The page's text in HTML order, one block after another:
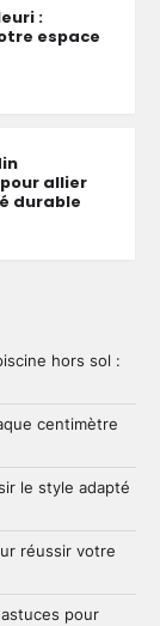
:
espace
allier
durable
autour
exploiter
votre petit
: comment
votre
hors sol :
centimètre
le style adapté
réussir votre
pour